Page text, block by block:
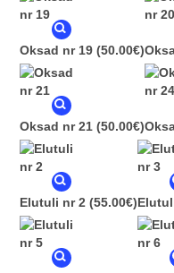
Oksad nr 19 (50.00€)
Oksad nr 21 (50.00€)
Elutuli nr 2 (55.00€)